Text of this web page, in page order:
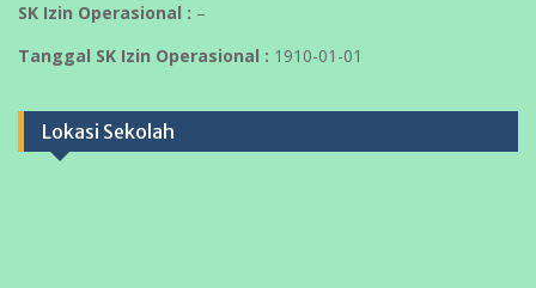
SK Izin Operasional : –
Tanggal SK Izin Operasional : 1910-01-01
Lokasi Sekolah